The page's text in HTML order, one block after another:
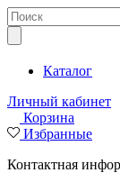
Каталог
Личный кабинет
Корзина
Избранные
Контактная